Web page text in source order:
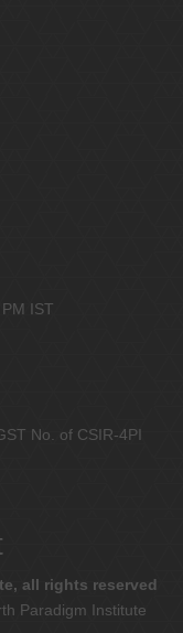
IST
No. of CSIR-4PI
all rights reserved
Paradigm Institute